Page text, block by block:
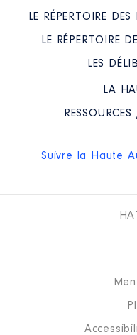
LE RÉPERTOIRE
LE RÉPERTOIRE
LES
LA
Suivre la Haute